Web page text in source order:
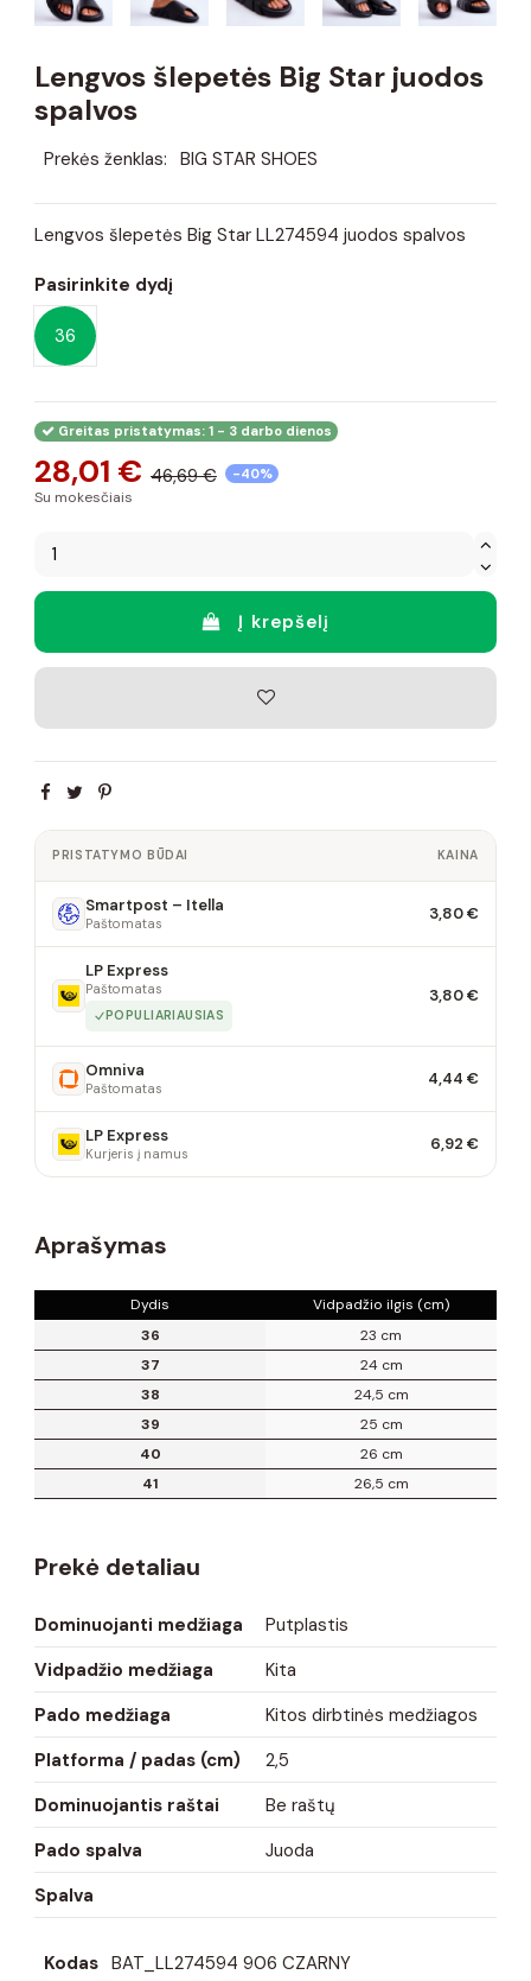
Lengvos šlepetės Big Star juodos
spalvos
Prekės ženklas: BIG STAR SHOES
Lengvos šlepetės Big Star LL274594 juodos spalvos
Pasirinkite dydį
36
Greitas pristatymas: 1 - 3 darbo dienos
28,01 € 46,69 € -40%
Su mokesčiais
Į krepšelį
PRISTATYMO BŪDAI KAINA
Smartpost – Itella
Paštomatas 3,80 €
LP Express
Paštomatas
POPULIARIAUSIAS
3,80 €
Omniva
Paštomatas 4,44 €
LP Express
Kurjeris į namus 6,92 €
Aprašymas
Dydis
Vidpadžio ilgis (cm)
36
23 cm
37
24 cm
38
24,5 cm
39
25 cm
40
26 cm
41
26,5 cm
Prekė detaliau
Dominuojanti medžiaga
Putplastis
Vidpadžio medžiaga
Kita
Pado medžiaga
Kitos dirbtinės medžiagos
Platforma / padas (cm)
2,5
Dominuojantis raštai
Be raštų
Pado spalva
Juoda
Spalva
Kodas BAT_LL274594 906 CZARNY